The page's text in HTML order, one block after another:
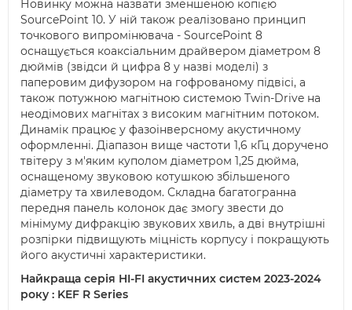
Новинку можна назвати зменшеною копією
SourcePoint 10. У ній також реалізовано принцип
точкового випромінювача - SourcePoint 8
оснащується коаксіальним драйвером діаметром 8
дюймів (звідси й цифра 8 у назві моделі) з
паперовим дифузором на гофрованому підвісі, а
також потужною магнітною системою Twin-Drive на
неодімових магнітах з високим магнітним потоком.
Динамік працює у фазоінверсному акустичному
оформленні. Діапазон вище частоти 1,6 кГц доручено
твітеру з м'яким куполом діаметром 1,25 дюйма,
оснащеному звуковою котушкою збільшеного
діаметру та хвилеводом. Складна багатогранна
передня панель колонок дає змогу звести до
мінімуму дифракцію звукових хвиль, а дві внутрішні
розпірки підвищують міцність корпусу і покращують
його акустичні характеристики.
Найкраща серія HI-FI акустичних систем 2023-2024
року : KEF R Series